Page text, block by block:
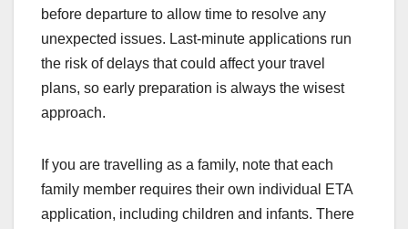
before departure to allow time to resolve any
unexpected issues. Last-minute applications run
the risk of delays that could affect your travel
plans, so early preparation is always the wisest
approach.
If you are travelling as a family, note that each
family member requires their own individual ETA
application, including children and infants. There